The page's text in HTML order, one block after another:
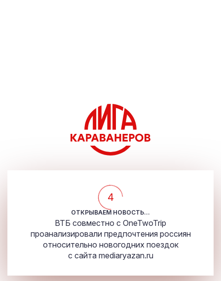
4
ОТКРЫВАЕМ НОВОСТЬ...
ВТБ совместно с OneTwoTrip
проанализировали предпочтения россиян
относительно новогодних поездок
с сайта mediaryazan.ru